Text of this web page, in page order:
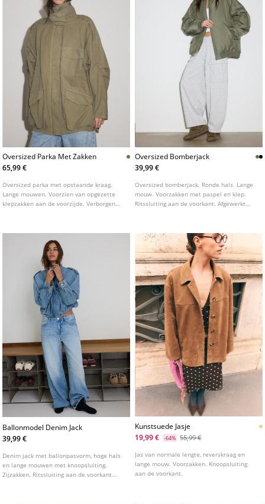
Oversized Parka Met Zakken
65,99 €
Oversized parka met opstaande kraag.
Lange mouwen. Voorzien van opgezette
klepzakken aan de voorzijde. Verborgen
Oversized Bomberjack
39,99 €
Oversized bomberjack. Ronde hals. Lange
mouw. Voorzakken met paspel en klep.
Ritssluiting aan de voorkant. Afgewerkt
Ballonmodel Denim Jack
39,99 €
Denim jack met ballonpasvorm, hoge hals
en lange mouwen met knoopsluiting.
Zijzakken. Ritssluiting aan de voorkant
Kunstsuede Jasje
19,99 €
-64% 55,99 €
Jas van normale lengte, reverskraag en
lange mouw. Voorzakken. Knoopsluiting
aan de voorkant.